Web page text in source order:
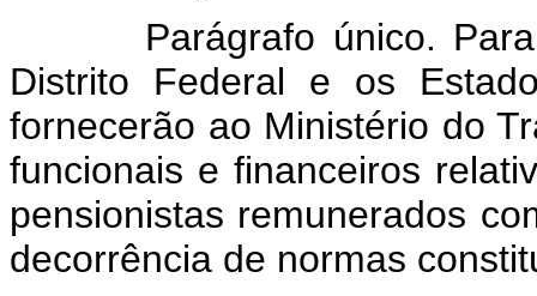
Parágrafo único.
Distrito Federal e os
fornecerão ao Ministério do
funcionais e financeiros
pensionistas remunerados
decorrência de normas